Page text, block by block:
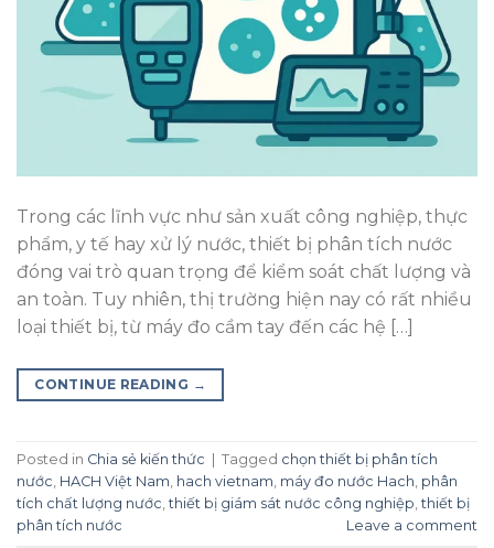
Trong các lĩnh vực như sản xuất công nghiệp, thực
phẩm, y tế hay xử lý nước, thiết bị phân tích nước
đóng vai trò quan trọng để kiểm soát chất lượng và
an toàn. Tuy nhiên, thị trường hiện nay có rất nhiều
loại thiết bị, từ máy đo cầm tay đến các hệ […]
CONTINUE READING →
Posted in Chia sẻ kiến thức Tagged chọn thiết bị phân tích
nước HACH Việt Nam hach vietnam máy đo nước Hach phân
tích chất lượng nước ,thiết bị giám sát nước công nghiệp ,thiết bị
phân tích nước
Leave a comment